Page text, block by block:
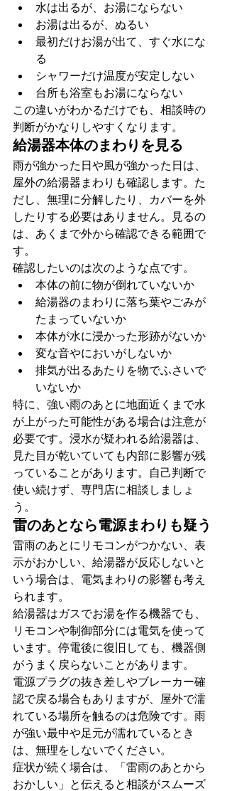
水は出るが、お湯にならない
お湯は出るが、ぬるい
最初だけお湯が出て、すぐ水にな
る
シャワーだけ温度が安定しない
台所も浴室もお湯にならない
この違いがわかるだけでも、相談時の
判断がかなりしやすくなります。
給湯器本体のまわりを見る
雨が強かった日や風が強かった日は、
屋外の給湯器まわりも確認します。た
だし、無理に分解したり、カバーを外
したりする必要はありません。見るの
は、あくまで外から確認できる範囲で
す。
確認したいのは次のような点です。
本体の前に物が倒れていないか
給湯器のまわりに落ち葉やごみが
たまっていないか
本体が水に浸かった形跡がないか
変な音やにおいがしないか
排気が出るあたりを物でふさいで
いないか
特に、強い雨のあとに地面近くまで水
が上がった可能性がある場合は注意が
必要です。浸水が疑われる給湯器は、
見た目が乾いていても内部に影響が残
っていることがあります。自己判断で
使い続けず、専門店に相談しましょ
う。
雷のあとなら電源まわりも疑う
雷雨のあとにリモコンがつかない、表
示がおかしい、給湯器が反応しないと
いう場合は、電気まわりの影響も考え
られます。
給湯器はガスでお湯を作る機器でも、
リモコンや制御部分には電気を使って
います。停電後に復旧しても、機器側
がうまく戻らないことがあります。
電源プラグの抜き差しやブレーカー確
認で戻る場合もありますが、屋外で濡
れている場所を触るのは危険です。雨
が強い最中や足元が濡れているとき
は、無理をしないでください。
症状が続く場合は、「雷雨のあとから
おかしい」と伝えると相談がスムーズ